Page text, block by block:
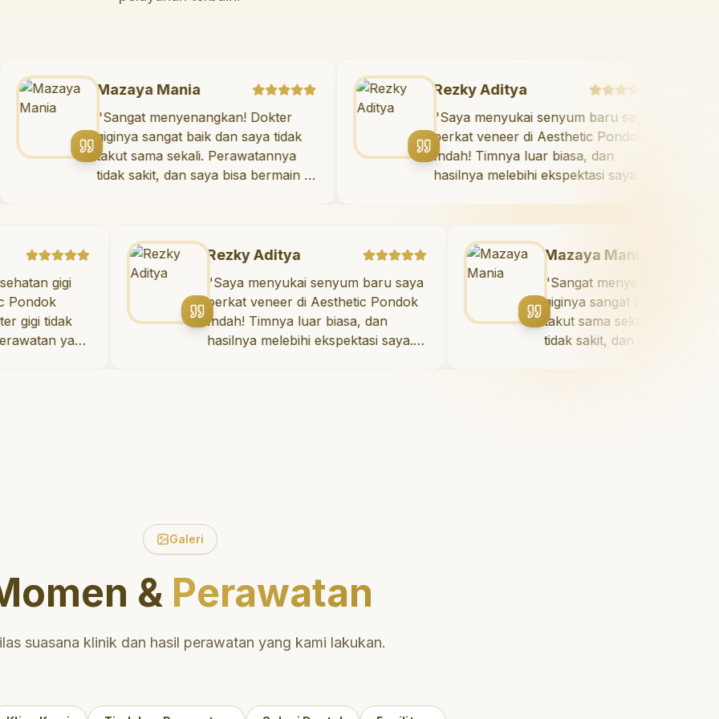
"
Mazaya Mania
"Sangat menyenangkan! Dokter
giginya sangat baik dan saya tidak
takut sama sekali. Perawatannya
tidak sakit, dan saya bisa bermain di
Rezky Aditya
"Saya menyukai senyum baru saya
berkat veneer di Aesthetic Pondok
Indah! Timnya luar biasa, dan
hasilnya melebihi ekspektasi saya.
Rezky Aditya
"Saya menyukai senyum baru saya
berkat veneer di Aesthetic Pondok
Indah! Timnya luar biasa, dan
hasilnya melebihi ekspektasi saya.
Mazaya Mania
"Sangat menyenangkan! Dokter
giginya sangat baik dan saya tidak
takut sama sekali. Perawatannya
tidak sakit, dan saya bisa bermain di
Galeri
& Perawatan
suasana klinik dan hasil perawatan yang kami lakukan.